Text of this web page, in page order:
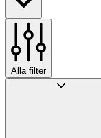
Alla filter